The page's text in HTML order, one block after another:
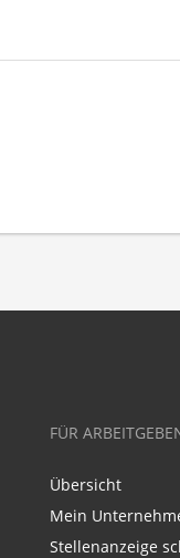
FÜR
Übersicht
Mein
Stellenanzeige